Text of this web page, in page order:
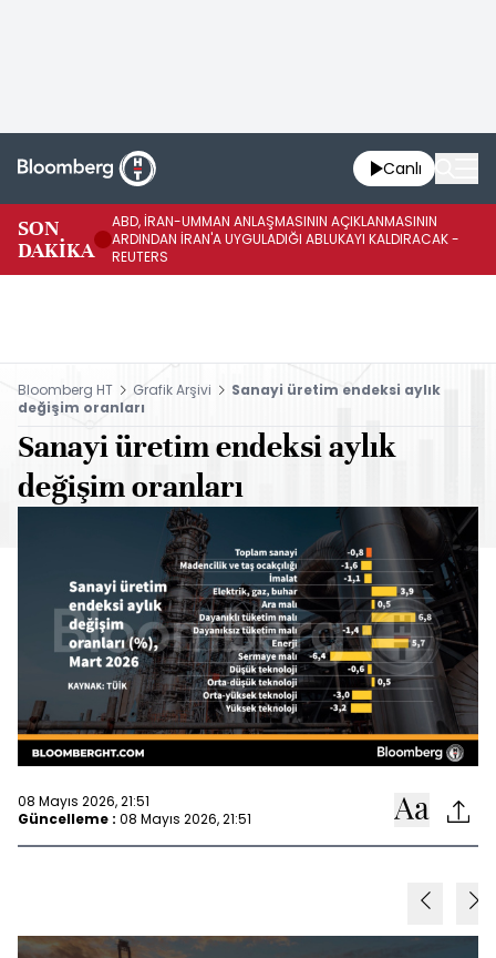
Canlı
SON
DAKİKA
ABD, İRAN-UMMAN ANLAŞMASININ AÇIKLANMASININ
ARDINDAN İRAN'A UYGULADIĞI ABLUKAYI KALDIRACAK -
REUTERS
Bloomberg HT Grafik Arşivi
Sanayi üretim endeksi aylık
değişim oranları
Sanayi üretim endeksi aylık
değişim oranları
08 Mayıs 2026, 21:51
Güncelleme : 08 Mayıs 2026, 21:51